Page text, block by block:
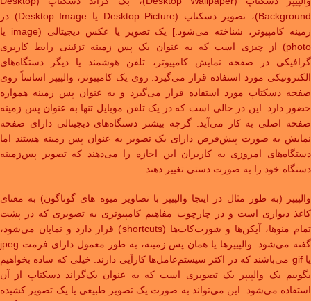
Background)، تصویر دسکتاپ (Desktop Picture یا Desktop Image) در
زمینه کامپیوتر، شناخته می‌شود.] یک تصویر یا عکس دیجیتالی (image یا
photo) از چیزی است که به عنوان یک پس زمینه تزئینی رابط کاربری
گرافیکی در صفحه نمایش کامپیوتر، تلفن هوشمند یا دیگر دستگاه‌های
الکترونیکی مورد استفاده قرار می‌گیرد. روی یک کامپیوتر، والپیپر اساساً روی
صفحه دسکتاپ مورد استفاده قرار می‌گیرد و به عنوان پس زمینه همواره
حضور دارد. این در حالی است که در یک تلفن موبایل تنها به عنوان پس زمینه
صفحه اصلی به کار می‌آید. گرچه بیشتر دستگاه‌های دیجیتالی دارای صفحه
نمایش به صورت پیش‌فرض دارای یک تصویر به عنوان پس زمینه هستند اما
دستگاه‌های امروزی به کاربران این اجازه را می‌دهند که تصویر پس‌زمینه
دستگاه خود را به صورت دستی تغییر دهند.
والپیپر (به طور مثال در اینجا والپیپر با تصاویر میوه های گوناگون) به معنای
کاغذ دیواری است و در چارچوب مفاهیم کامپیوتری به تصویری که در پشت
تمام منوها، آیکن‌ها و شورت‌کات‌ها (shortcuts) قرار دارد و نمایان می‌شود،
گفته می‌شود. والپیپرها یا همان پس زمینه، به طور معمول دارای فرمت jpeg
یا gif می‌باشند که در اکثر سیستم‌عامل‌ها کارآیی دارند. خیلی که ساده بخواهیم
بگوییم یک والپیپر یک تصویری است که به عنوان بک‌گراند دسکتاپ از آن
استفاده می‌شود. این می‌تواند به صورت یک تصویر طبیعی یا یک تصویر کشیده